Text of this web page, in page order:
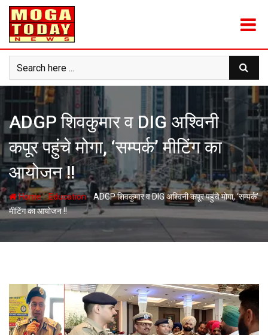
Skip
content
ADGP शिवकुमार व DIG अश्विनी
कपूर पहुंचे मोगा, ‘सम्पर्क’ मीटिंग का
आयोजन !!
Home-Education-ADGP शिवकुमार व DIG अश्विनी कपूर पहुंचे मोगा, ‘सम्पर्क’
मीटिंग का आयोजन !!